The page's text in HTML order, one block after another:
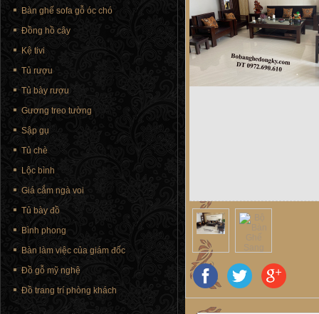
Bàn ghế sofa gỗ óc chó
Đồng hồ cây
Kệ tivi
Tủ rượu
Tủ bày rượu
Gương treo tường
Sập gụ
Tủ chè
Lộc bình
Giá cắm ngà voi
Tủ bày đồ
Bình phong
Bàn làm việc của giám đốc
Đồ gỗ mỹ nghệ
Đồ trang trí phòng khách